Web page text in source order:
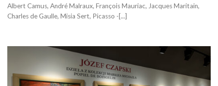
Albert Camus, André Malraux, François Mauriac, Jacques Maritain,
Charles de Gaulle, Misia Sert, Picasso -[...]